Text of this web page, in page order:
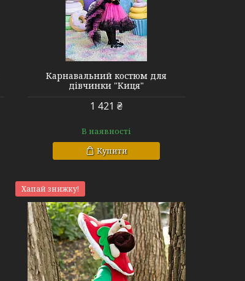
Карнавальний костюм для
дівчинки "Киця"
1 421 ₴
В наявності
Купити
Хапай знижку!